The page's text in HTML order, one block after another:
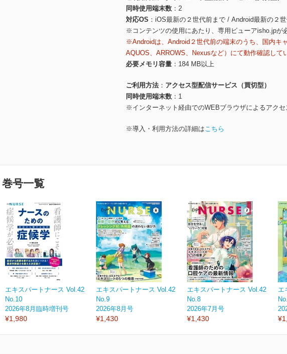
同時使用端末数
2
対応OS
iOS最新の２世代前まで / Android最新の２
※コンテンツの使用にあたり、専用ビューアisho.jpが
※Androidは、Android２世代前の端末のうち、国内キ
AQUOS、ARROWS、Nexusなど）にて動作確認して
必要メモリ容量
184 MB以上
ご利用方法
アクセス型配信サービス（買切型）
同時使用端末数
1
※インターネット経由でのWEBブラウザによるアクセ
※導入・利用方法の詳細はこちら
巻号一覧
エキスパートナース Vol.42
No.10
2026年8月臨時増刊号
¥1,980
エキスパートナース Vol.42
No.9
2026年8月号
¥1,430
エキスパートナース Vol.42
No.8
2026年7月号
¥1,430
エ